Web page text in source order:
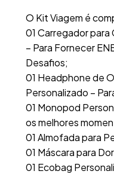
O Kit Viagem é
01 Carregador
– Para Fornecer
Desafios;
01 Headphone de
Personalizado –
01 Monopod
os melhores
01 Almofada para
01 Máscara para
01 Ecobag